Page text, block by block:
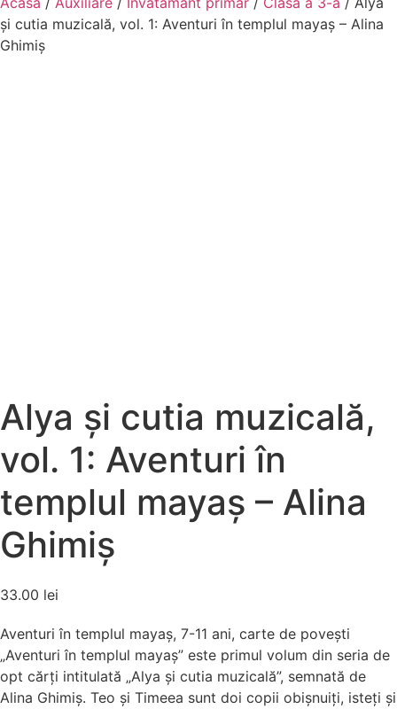
şi cutia muzicală, vol. 1: Aventuri în templul mayaş – Alina
Ghimiș
Alya şi cutia muzicală,
vol. 1: Aventuri în
templul mayaş – Alina
Ghimiș
33.00 lei
Aventuri în templul mayaş, 7-11 ani, carte de poveşti
„Aventuri în templul mayaş” este primul volum din seria de
opt cărţi intitulată „Alya şi cutia muzicală”, semnată de
Alina Ghimiş. Teo şi Timeea sunt doi copii obişnuiţi, isteţi şi